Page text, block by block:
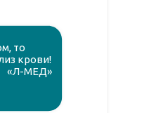
то
крови!
«Л-МЕД»